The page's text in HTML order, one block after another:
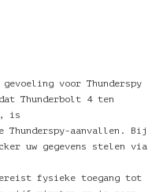
voor Thunderspy
Thunderbolt 4 ten
is
Thunderspy-aanvallen. Bij
uw gegevens stelen via
fysieke toegang tot